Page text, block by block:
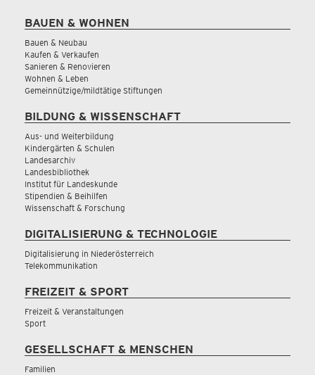
BAUEN & WOHNEN
Bauen & Neubau
Kaufen & Verkaufen
Sanieren & Renovieren
Wohnen & Leben
Gemeinnützige/mildtätige Stiftungen
BILDUNG & WISSENSCHAFT
Aus- und Weiterbildung
Kindergärten & Schulen
Landesarchiv
Landesbibliothek
Institut für Landeskunde
Stipendien & Beihilfen
Wissenschaft & Forschung
DIGITALISIERUNG & TECHNOLOGIE
Digitalisierung in Niederösterreich
Telekommunikation
FREIZEIT & SPORT
Freizeit & Veranstaltungen
Sport
GESELLSCHAFT & MENSCHEN
Familien